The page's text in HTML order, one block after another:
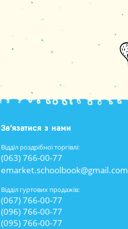
Зв’язатися з нами
Відділ роздрібної торгівлі:
(063) 766-00-77
emarket.schoolbook@gmail.com
Відділ гуртових продажів:
(067) 766-00-77
(096) 766-00-77
(095) 766-00-77